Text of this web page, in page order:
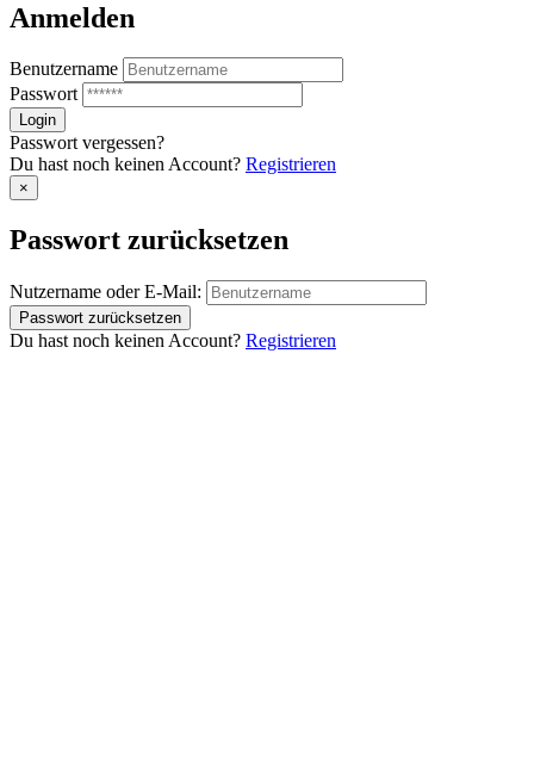
Anmelden
Benutzername
Passwort
Passwort vergessen?
Du hast noch keinen Account? Registrieren
×
Passwort zurücksetzen
Nutzername oder E-Mail:
Du hast noch keinen Account? Registrieren